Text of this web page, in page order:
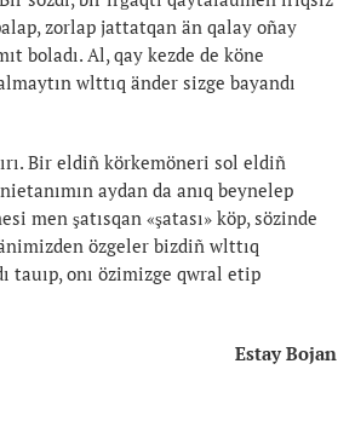
zorlap jattatqan än qalay oñay
boladı. Al, qay kezde de köne
wlttıq änder sizge bayandı
Bir eldiñ körkemöneri sol eldiñ
aydan da anıq beynelep
men şatısqan «şatası» köp, sözinde
özgeler bizdiñ wlttıq
tauıp, onı özimizge qwral etip
Estay Bojan